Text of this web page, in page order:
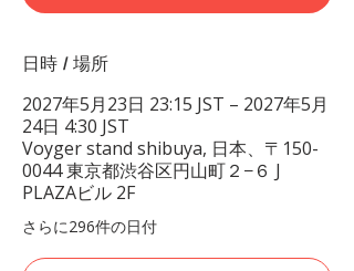
日時 / 場所
2027年5月23日 23:15 JST – 2027年5月
24日 4:30 JST
Voyger stand shibuya, 日本、〒150-
0044 東京都渋谷区円山町２−６ J
PLAZAビル 2F
さらに296件の日付